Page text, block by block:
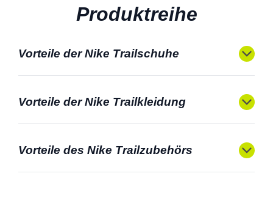
Produktreihe
Vorteile der Nike Trailschuhe
Vorteile der Nike Trailkleidung
Vorteile des Nike Trailzubehörs